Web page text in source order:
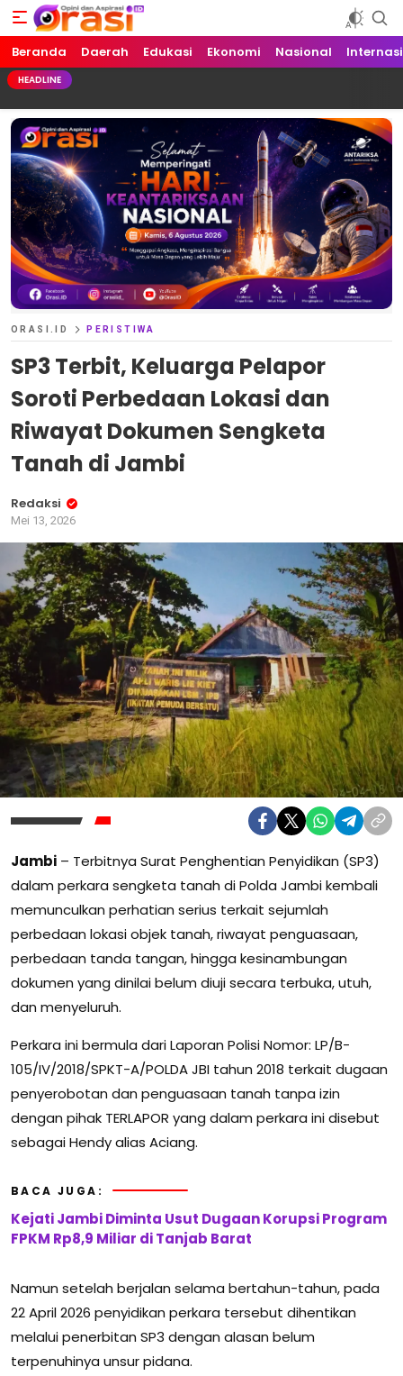
Orasi.ID
Opini dan Aspirasi!
Beranda Daerah Edukasi Ekonomi Nasional
HEADLINE
ORASI.ID PERISTIWA
SP3 Terbit, Keluarga Pelapor
Soroti Perbedaan Lokasi dan
Riwayat Dokumen Sengketa
Tanah di Jambi
Redaksi
Mei 13, 2026
Jambi – Terbitnya Surat Penghentian Penyidikan (SP3)
dalam perkara sengketa tanah di Polda Jambi kembali
memunculkan perhatian serius terkait sejumlah
perbedaan lokasi objek tanah, riwayat penguasaan,
perbedaan tanda tangan, hingga kesinambungan
dokumen yang dinilai belum diuji secara terbuka, utuh,
dan menyeluruh.
Perkara ini bermula dari Laporan Polisi Nomor: LP/B-
105/IV/2018/SPKT-A/POLDA JBI tahun 2018 terkait dugaan
penyerobotan dan penguasaan tanah tanpa izin
dengan pihak TERLAPOR yang dalam perkara ini disebut
sebagai Hendy alias Aciang.
BACA JUGA:
Kejati Jambi Diminta Usut Dugaan Korupsi Program
FPKM Rp8,9 Miliar di Tanjab Barat
Namun setelah berjalan selama bertahun-tahun, pada
22 April 2026 penyidikan perkara tersebut dihentikan
melalui penerbitan SP3 dengan alasan belum
terpenuhinya unsur pidana.